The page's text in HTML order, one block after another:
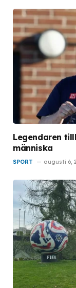
Legendaren
människa
SPORT augusti 6,